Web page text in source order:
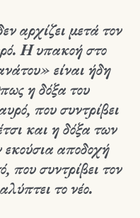
αρχίζει μετά τον
Η υπακοή στο
είναι ήδη
η δόξα του
που συντρίβει
και η δόξα των
εκούσια αποδοχή
που συντρίβει τον
το νέο.